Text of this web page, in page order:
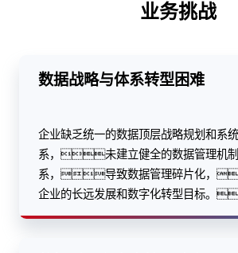
业务挑战
数据战略与体系转型困难
企业缺乏统一的数据顶层战略规划和系
系，未建立健全的数据管理机
系，导致数据管理碎片化，
企业的长远发展和数字化转型目标。